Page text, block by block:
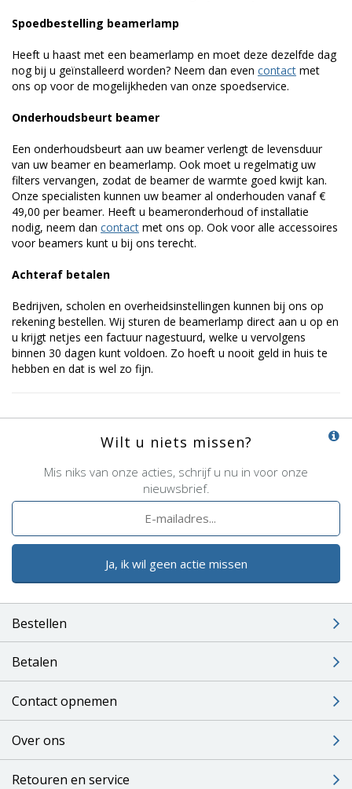
Spoedbestelling beamerlamp
Heeft u haast met een beamerlamp en moet deze dezelfde dag
nog bij u geïnstalleerd worden? Neem dan even contact met
ons op voor de mogelijkheden van onze spoedservice.
Onderhoudsbeurt beamer
Een onderhoudsbeurt aan uw beamer verlengt de levensduur
van uw beamer en beamerlamp. Ook moet u regelmatig uw
filters vervangen, zodat de beamer de warmte goed kwijt kan.
Onze specialisten kunnen uw beamer al onderhouden vanaf €
49,00 per beamer. Heeft u beameronderhoud of installatie
nodig, neem dan contact met ons op. Ook voor alle accessoires
voor beamers kunt u bij ons terecht.
Achteraf betalen
Bedrijven, scholen en overheidsinstellingen kunnen bij ons op
rekening bestellen. Wij sturen de beamerlamp direct aan u op en
u krijgt netjes een factuur nagestuurd, welke u vervolgens
binnen 30 dagen kunt voldoen. Zo hoeft u nooit geld in huis te
hebben en dat is wel zo fijn.
Wilt u niets missen?
Mis niks van onze acties, schrijf u nu in voor onze
nieuwsbrief.
Ja, ik wil geen actie missen
Bestellen
Betalen
Contact opnemen
Over ons
Retouren en service